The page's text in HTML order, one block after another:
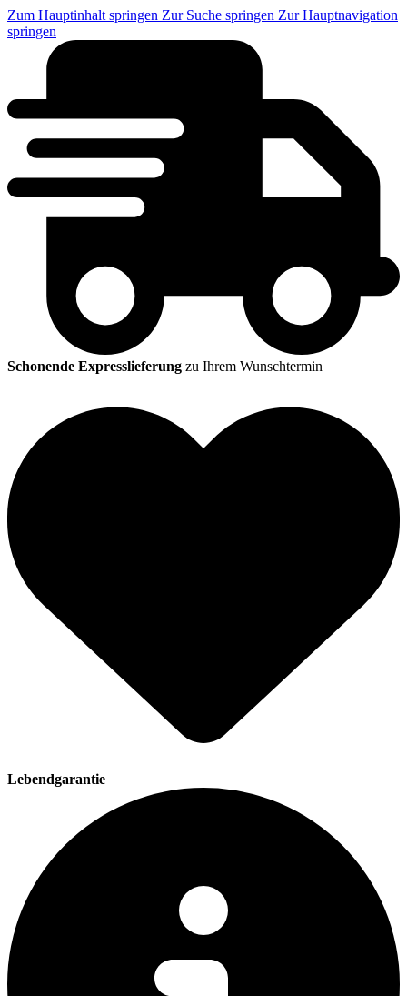
Zum Hauptinhalt springen Zur Suche springen Zur Hauptnavigation
springen
Schonende Expresslieferung zu Ihrem Wunschtermin
Lebendgarantie